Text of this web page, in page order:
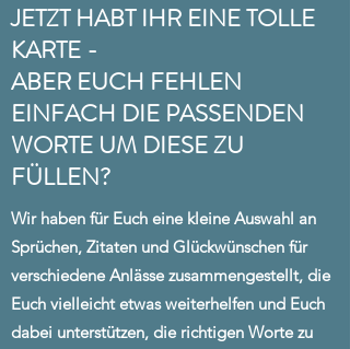
JETZT HABT IHR EINE TOLLE
KARTE -
ABER EUCH FEHLEN
EINFACH DIE PASSENDEN
WORTE UM DIESE ZU
FÜLLEN?
Wir haben für Euch eine kleine Auswahl an
Sprüchen, Zitaten und Glückwünschen für
verschiedene Anlässe zusammengestellt, die
Euch vielleicht etwas weiterhelfen und Euch
dabei unterstützen, die richtigen Worte zu